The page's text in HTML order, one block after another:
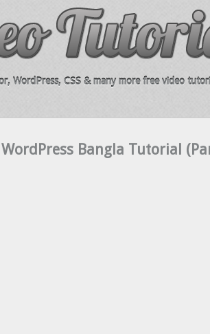
WordPress, CSS & many more free video
WordPress Bangla Tutorial